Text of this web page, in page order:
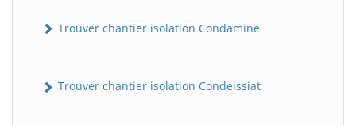
Trouver chantier isolation Condamine
Trouver chantier isolation Condeissiat